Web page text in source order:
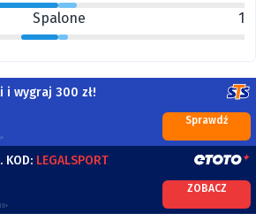
Spalone 1
i wygraj 300 zł!
Sprawdź
LEGALSPORT
ZOBACZ